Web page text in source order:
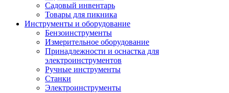
Садовый инвентарь
Товары для пикника
Инструменты и оборудование
Бензоинструменты
Измерительное оборудование
Принадлежности и оснастка для
электроинструментов
Ручные инструменты
Станки
Электроинструменты